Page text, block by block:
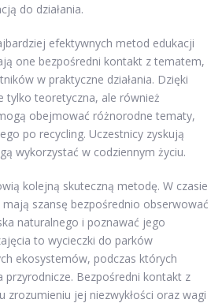
do działania.
efektywnych metod edukacji
one bezpośredni kontakt z tematem,
w praktyczne działania. Dzięki
tylko teoretyczna, ale również
obejmować różnorodne tematy,
po recycling. Uczestnicy zyskują
wykorzystać w codziennym życiu.
kolejną skuteczną metodę. W czasie
szansę bezpośrednio obserwować
naturalnego i poznawać jego
to wycieczki do parków
ekosystemów, podczas których
przyrodnicze. Bezpośredni kontakt z
zrozumieniu jej niezwykłości oraz wagi